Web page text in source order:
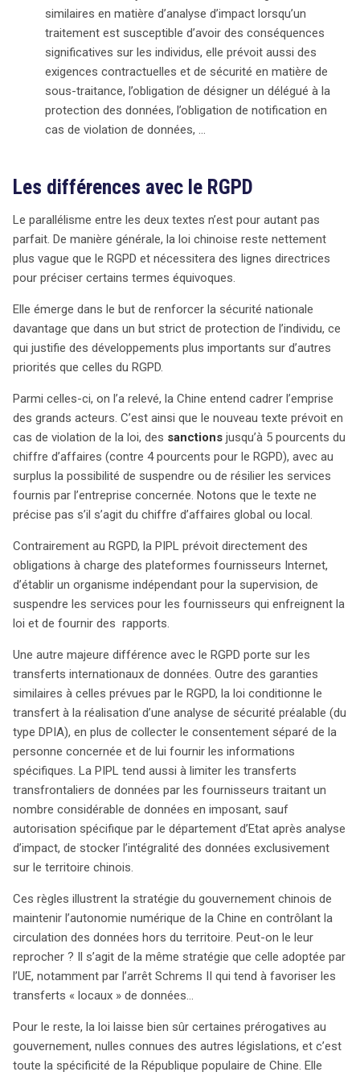
similaires en matière d’analyse d’impact lorsqu’un
traitement est susceptible d’avoir des conséquences
significatives sur les individus, elle prévoit aussi des
exigences contractuelles et de sécurité en matière de
sous-traitance, l’obligation de désigner un délégué à la
protection des données, l’obligation de notification en
cas de violation de données, …
Les différences avec le RGPD
Le parallélisme entre les deux textes n’est pour autant pas
parfait. De manière générale, la loi chinoise reste nettement
plus vague que le RGPD et nécessitera des lignes directrices
pour préciser certains termes équivoques.
Elle émerge dans le but de renforcer la sécurité nationale
davantage que dans un but strict de protection de l’individu, ce
qui justifie des développements plus importants sur d’autres
priorités que celles du RGPD.
Parmi celles-ci, on l’a relevé, la Chine entend cadrer l’emprise
des grands acteurs. C’est ainsi que le nouveau texte prévoit en
cas de violation de la loi, des sanctions jusqu’à 5 pourcents du
chiffre d’affaires (contre 4 pourcents pour le RGPD), avec au
surplus la possibilité de suspendre ou de résilier les services
fournis par l’entreprise concernée. Notons que le texte ne
précise pas s’il s’agit du chiffre d’affaires global ou local.
Contrairement au RGPD, la PIPL prévoit directement des
obligations à charge des plateformes fournisseurs Internet,
d’établir un organisme indépendant pour la supervision, de
suspendre les services pour les fournisseurs qui enfreignent la
loi et de fournir des rapports.
Une autre majeure différence avec le RGPD porte sur les
transferts internationaux de données. Outre des garanties
similaires à celles prévues par le RGPD, la loi conditionne le
transfert à la réalisation d’une analyse de sécurité préalable (du
type DPIA), en plus de collecter le consentement séparé de la
personne concernée et de lui fournir les informations
spécifiques. La PIPL tend aussi à limiter les transferts
transfrontaliers de données par les fournisseurs traitant un
nombre considérable de données en imposant, sauf
autorisation spécifique par le département d’Etat après analyse
d’impact, de stocker l’intégralité des données exclusivement
sur le territoire chinois.
Ces règles illustrent la stratégie du gouvernement chinois de
maintenir l’autonomie numérique de la Chine en contrôlant la
circulation des données hors du territoire. Peut-on le leur
reprocher ? Il s’agit de la même stratégie que celle adoptée par
l’UE, notamment par l’arrêt Schrems II qui tend à favoriser les
transferts « locaux » de données…
Pour le reste, la loi laisse bien sûr certaines prérogatives au
gouvernement, nulles connues des autres législations, et c’est
toute la spécificité de la République populaire de Chine. Elle